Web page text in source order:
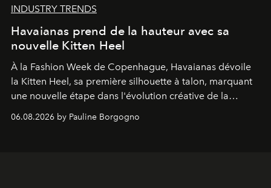
INDUSTRY TRENDS
Havaianas prend de la hauteur avec sa
nouvelle Kitten Heel
À la Fashion Week de Copenhague, Havaianas dévoile
la Kitten Heel, sa première silhouette à talon, marquant
une nouvelle étape dans l'évolution créative de la
06.08.2026 by Pauline Borgogno